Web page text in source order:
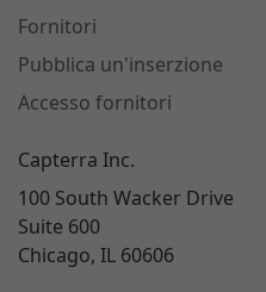
Fornitori
Pubblica un'inserzione
Accesso fornitori
Capterra Inc.
100 South Wacker Drive
Suite 600
Chicago, IL 60606